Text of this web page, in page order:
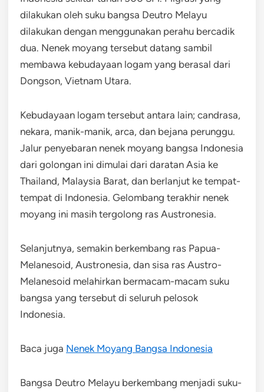
dilakukan oleh suku bangsa Deutro Melayu
dilakukan dengan menggunakan perahu bercadik
dua. Nenek moyang tersebut datang sambil
membawa kebudayaan logam yang berasal dari
Dongson, Vietnam Utara.
Kebudayaan logam tersebut antara lain; candrasa,
nekara, manik-manik, arca, dan bejana perunggu.
Jalur penyebaran nenek moyang bangsa Indonesia
dari golongan ini dimulai dari daratan Asia ke
Thailand, Malaysia Barat, dan berlanjut ke tempat-
tempat di Indonesia. Gelombang terakhir nenek
moyang ini masih tergolong ras Austronesia.
Selanjutnya, semakin berkembang ras Papua-
Melanesoid, Austronesia, dan sisa ras Austro-
Melanesoid melahirkan bermacam-macam suku
bangsa yang tersebut di seluruh pelosok
Indonesia.
Baca juga Nenek Moyang Bangsa Indonesia
Bangsa Deutro Melayu berkembang menjadi suku-